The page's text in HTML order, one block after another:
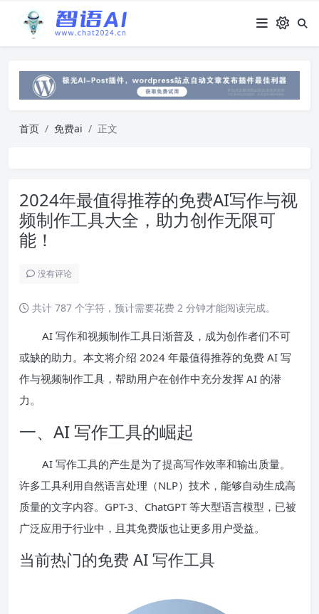
首页 免费ai 正文
2024年最值得推荐的免费AI写作与视
频制作工具大全，助力创作无限可
能！
没有评论
共计 787 个字符，预计需要花费 2 分钟才能阅读完成。
AI 写作和视频制作工具日渐普及，成为创作者们不可
或缺的助力。本文将介绍 2024 年最值得推荐的免费 AI 写
作与视频制作工具，帮助用户在创作中充分发挥 AI 的潜
力。
一、AI 写作工具的崛起
AI 写作工具的产生是为了提高写作效率和输出质量。
许多工具利用自然语言处理（NLP）技术，能够自动生成高
质量的文字内容。GPT-3、ChatGPT 等大型语言模型，已被
广泛应用于行业中，且其免费版也让更多用户受益。
当前热门的免费 AI 写作工具